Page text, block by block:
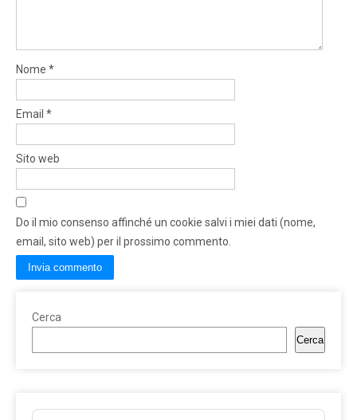
Nome *
Email *
Sito web
Do il mio consenso affinché un cookie salvi i miei dati (nome,
email, sito web) per il prossimo commento.
Cerca
Cerca